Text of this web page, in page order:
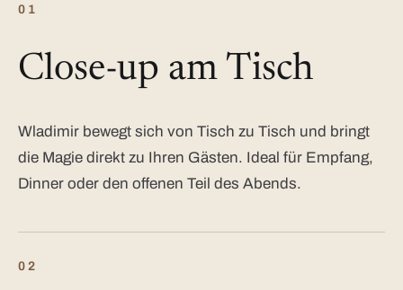
01
Close-up am Tisch
Wladimir bewegt sich von Tisch zu Tisch und bringt
die Magie direkt zu Ihren Gästen. Ideal für Empfang,
Dinner oder den offenen Teil des Abends.
02